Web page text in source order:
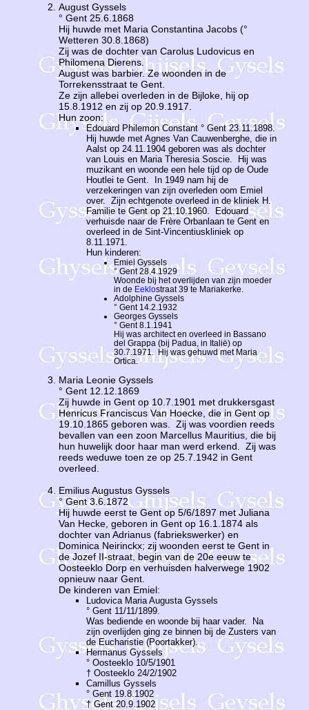
August Gyssels
° Gent 25.6.1868
Hij huwde met Maria Constantina Jacobs (°
Wetteren 30.8.1868)
Zij was de dochter van Carolus Ludovicus en
Philomena Dierens.
August was barbier. Ze woonden in de
Torrekensstraat te Gent.
Ze zijn allebei overleden in de Bijloke, hij op
15.8.1912 en zij op 20.9.1917.
Hun zoon:
Edouard Philemon Constant ° Gent 23.11.1898.
Hij huwde met Agnes Van Cauwenberghe, die in
Aalst op 24.11.1904 geboren was als dochter
van Louis en Maria Theresia Soscie. Hij was
muzikant en woonde een hele tijd op de Oude
Houtlei te Gent. In 1949 nam hij de
verzekeringen van zijn overleden oom Emiel
over. Zijn echtgenote overleed in de kliniek H.
Familie te Gent op 21.10.1960. Edouard
verhuisde naar de Frère Orbanlaan te Gent en
overleed in de Sint-Vincentiuskliniek op
8.11.1971.
Hun kinderen:
Emiel Gyssels
° Gent 28.4.1929
Woonde bij het overlijden van zijn moeder
in de Eeklostraat 39 te Mariakerke.
Adolphine Gyssels
° Gent 14.2.1932
Georges Gyssels
° Gent 8.1.1941
Hij was architect en overleed in Bassano
del Grappa (bij Padua, in Italië) op
30.7.1971. Hij was gehuwd met Maria
Ortica.
Maria Leonie Gyssels
° Gent 12.12.1869
Zij huwde in Gent op 10.7.1901 met drukkersgast
Henricus Franciscus Van Hoecke, die in Gent op
19.10.1865 geboren was. Zij was voordien reeds
bevallen van een zoon Marcellus Mauritius, die bij
hun huwelijk door haar man werd erkend. Zij was
reeds weduwe toen ze op 25.7.1942 in Gent
overleed.
Emilius Augustus Gyssels
° Gent 3.6.1872
Hij huwde eerst te Gent op 5/6/1897 met Juliana
Van Hecke, geboren in Gent op 16.1.1874 als
dochter van Adrianus (fabriekswerker) en
Dominica Neirinckx; zij woonden eerst te Gent in
de Jozef II-straat, begin van de 20e eeuw te
Oosteeklo Dorp en verhuisden halverwege 1902
opnieuw naar Gent.
De kinderen van Emiel:
Ludovica Maria Augusta Gyssels
° Gent 11/11/1899.
Was bediende en woonde bij haar vader. Na
zijn overlijden ging ze binnen bij de Zusters van
de Eucharistie (Poortakker).
Hermanus Gyssels
° Oosteeklo 10/5/1901
† Oosteeklo 24/2/1902
Camillus Gyssels
° Gent 19.8.1902
† Gent 20.9.1902